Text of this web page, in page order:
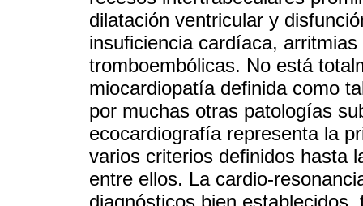
dilatación ventricular y
insuficiencia cardíaca,
tromboembólicas. No está
miocardiopatía definida como
por muchas otras patologías
ecocardiografía representa la
varios criterios definidos hasta
entre ellos. La cardio-
diagnósticos bien